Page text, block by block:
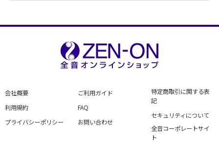
会社概要
利用規約
プライバシーポリシー
ご利用ガイド
FAQ
お問い合わせ
特定商取引に関する表
記
セキュリティについて
全音コーポレートサイ
ト